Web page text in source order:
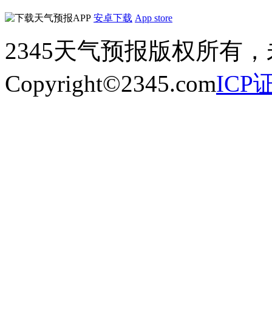
安卓下载 App store
2345天气预报版权所有
Copyright©2345.comICP